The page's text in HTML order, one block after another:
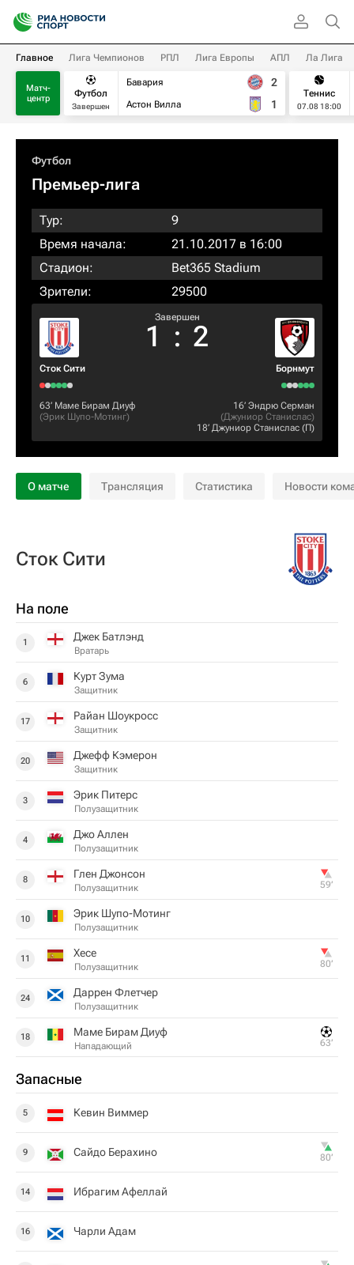
Главное Лига Чемпионов РПЛ Лига Европы АПЛ Ла Лига
Матч-
центр
Футбол
Завершен
Бавария
Астон Вилла
2
1
Теннис
07.08 18:00
Футбол
Премьер-лига
Тур:
9
Время начала:
21.10.2017 в 16:00
Стадион:
Bet365 Stadium
Зрители:
29500
Сток Сити
Завершен
1 : 2
Борнмут
63‎’‎ Маме Бирам Диуф
(Эрик Шупо-Мотинг)
16‎’‎ Эндрю Серман
(Джуниор Станислас)
18‎’‎ Джуниор Станислас (П)
О матче Трансляция Статистика Новости
Сток Сити
На поле
1 Джек Батлэнд
Вратарь
6 Курт Зума
Защитник
17 Райан Шоукросс
Защитник
20 Джефф Кэмерон
Защитник
3 Эрик Питерс
Полузащитник
4 Джо Аллен
Полузащитник
8 Глен Джонсон
Полузащитник 59‎’‎
10 Эрик Шупо-Мотинг
Полузащитник
11 Хесе
Полузащитник 80‎’‎
24 Даррен Флетчер
Полузащитник
18 Маме Бирам Диуф
Нападающий 63‎’‎
Запасные
5 Кевин Виммер
9 Сайдо Берахино 80‎’‎
14 Ибрагим Афеллай
16 Чарли Адам